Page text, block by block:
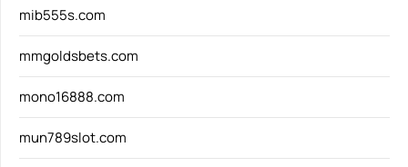
mib555s.com
mmgoldsbets.com
mono16888.com
mun789slot.com